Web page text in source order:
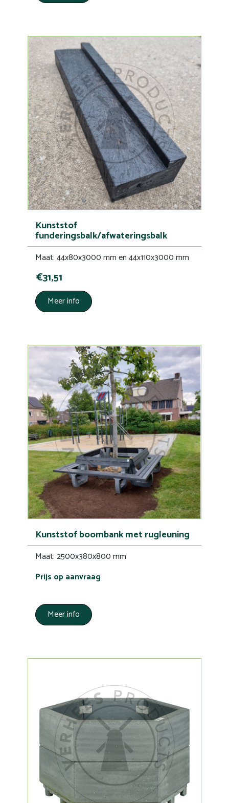
Kunststof
funderingsbalk/afwateringsbalk
Maat: 44x80x3000 mm en 44x110x3000 mm
€31,51
Meer info
Kunststof boombank met rugleuning
Maat: 2500x380x800 mm
Prijs op aanvraag
Meer info